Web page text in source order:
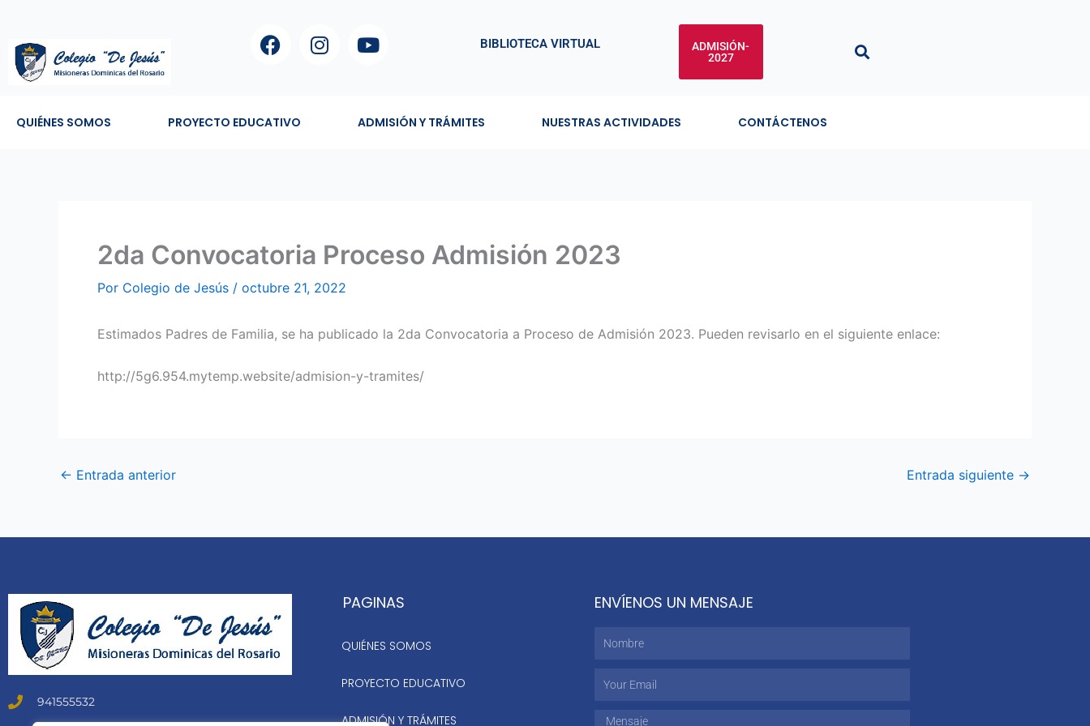
contenido
F
a
b
o
I
n
Y
o
u
b
ADMISIÓN-
2027
BIBLIOTECA VIRTUAL
QUIÉNES SOMOS PROYECTO EDUCATIVO ADMISIÓN Y TRÁMITES NUESTRAS ACTIVIDADES CONTÁCTENOS
2da Convocatoria Proceso Admisión 2023
Por Colegio de Jesús / octubre 21, 2022
Estimados Padres de Familia, se ha publicado la 2da Convocatoria a Proceso de Admisión 2023. Pueden revisarlo en el siguiente enlace:
http://5g6.954.mytemp.website/admision-y-tramites/
← Entrada anterior Entrada siguiente →
941555532
PAGINAS
QUIÉNES SOMOS
PROYECTO EDUCATIVO
ADMISIÓN Y TRÁMITES
ENVÍENOS UN MENSAJE
Nombre
Email
Mensaje